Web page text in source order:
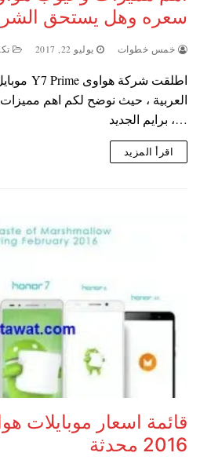
سعره وهل يستحق
خمس خطوات يوليو 22, 2017
برايم الجديد ،…
اقرأ المزيد
قائمة اسعار موبايلات
2016 محدثة